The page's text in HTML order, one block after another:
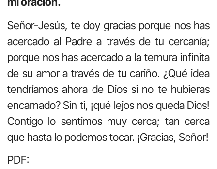
Señor-Jesús, te doy gracias porque nos has
acercado al Padre a través de tu cercanía;
porque nos has acercado a la ternura infinita
de su amor a través de tu cariño. ¿Qué idea
tendríamos ahora de Dios si no te hubieras
encarnado? Sin ti, ¡qué lejos nos queda Dios!
Contigo lo sentimos muy cerca; tan cerca
que hasta lo podemos tocar. ¡Gracias, Señor!
PDF: